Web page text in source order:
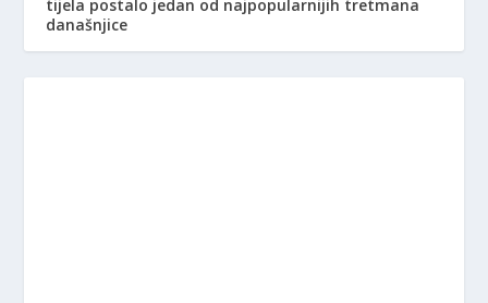
tijela postalo jedan od najpopularnijih tretmana
današnjice